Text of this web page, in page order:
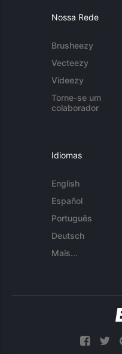
Nossa Rede
Brusheezy
Vecteezy
Videezy
Torne-se um
colaborador
Idiomas
English
Español
Português
Deutsch
Mais...